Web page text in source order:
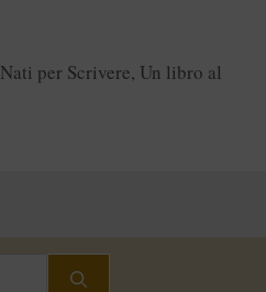
Nati per Scrivere, Un libro al